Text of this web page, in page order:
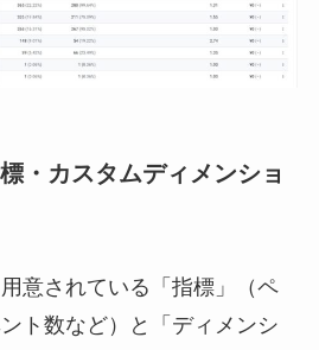
・カスタムディメンショ
意されている「指標」（ペ
ト数など）と「ディメンシ